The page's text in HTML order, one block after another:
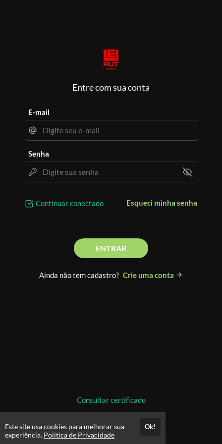
Entre com sua conta
E-mail
Senha
Continuar conectado Esqueci minha senha
ENTRAR
Ainda não tem cadastro? Crie uma conta
Consultar certificado
Este site usa cookies para melhorar sua
experiência. Política de Privacidade
Ok!